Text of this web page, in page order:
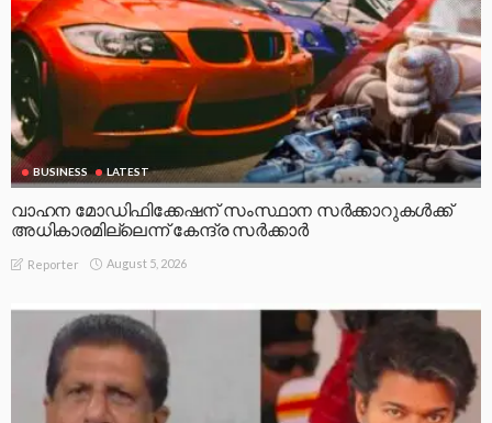
BUSINESS LATEST
വാഹന മോഡിഫിക്കേഷന് സംസ്ഥാന സർക്കാറുകൾക്ക്
അധികാരമില്ലെന്ന് കേന്ദ്ര സർക്കാർ
Reporter August 5, 2026